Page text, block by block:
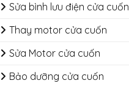
Sửa bình lưu điện cửa cuốn
Thay motor cửa cuốn
Sửa Motor cửa cuốn
Bảo dưỡng cửa cuốn